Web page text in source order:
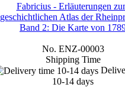
Fabricius - Erläuterungen
geschichtlichen Atlas der
Band 2: Die Karte von
No. ENZ-00003
Shipping Time
10-14 days